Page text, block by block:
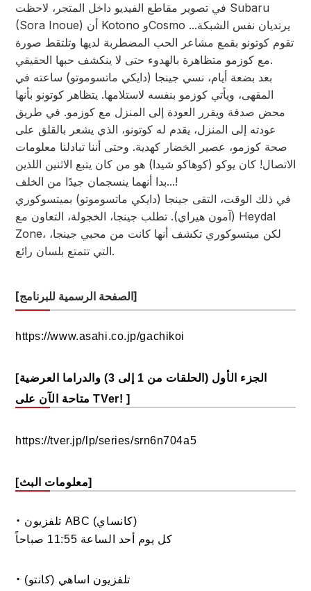
في تصوير مقاطع الفيديو داخل المتجر، لاحظت Subaru
(Sora Inoue) أن Kotono وCosmo يرتديان نفس الشبكة...
تقوم كوتونو بقمع مشاعر الحب المضطربة لديها وتلتقط صورة
مع كوزمو متظاهرة بالهدوء حتى لا ينكشف حبها الحقيقي.
بعد بضعة أيام، نسي جينجا (دايكي ماتسوموتو) ساعته في
المقهى، ويأتي كوزمو بنفسه لاستلامها. يتظاهر كوتونو بأنها
محض صدفة ويقرر العودة إلى المنزل مع كوزمو. في طريق
عودته إلى المنزل، يقدم له كوتونو، الذي يشعر بالقلق على
صحة كوزمو، عصير الخضار كهدية. وحتى أننا تبادلنا معلومات
الاتصال! كان يوكو (كوهاكو شيدا) هو من كان يتبع الاثنين اللذين
بدا أنهما ينسجمان جيدًا من الخلف...!
في ذلك الوقت، التقى جينجا (دايكي ماتسوموتو) بميتسوكوري
(آمون هيراي). تطلب جينجا، الخجولة، التعاون مع Heydal
Zone، لكن ميتسوكوري تكشف أنها كانت من محبي جينجا،
التي تتمتع بلسان رائع.
[الصفحة الرسمية للبرنامج]
https://www.asahi.co.jp/gachikoi
[الجزء الأول (الحلقات من 1 إلى 3) والدراما العرضية
متاحة الآن على TVer! ]
https://tver.jp/lp/series/srn6n704a5
[معلومات البث]
・ تلفزيون ABC (كانساي)
كل يوم أحد الساعة 11:55 صباحاً
・ تلفزيون اساهي (كانتو)